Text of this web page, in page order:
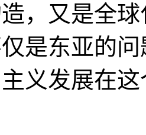
，又是全
是东亚的
义发展在